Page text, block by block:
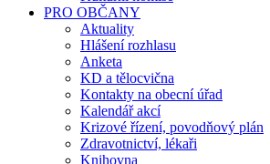
PRO OBČANY
Aktuality
Hlášení rozhlasu
Anketa
KD a tělocvična
Kontakty na obecní úřad
Kalendář akcí
Krizové řízení, povodňový plán
Zdravotnictví, lékaři
Knihovna